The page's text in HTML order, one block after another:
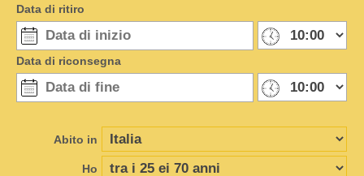
Data di ritiro
Data di riconsegna
Abito in
Ho